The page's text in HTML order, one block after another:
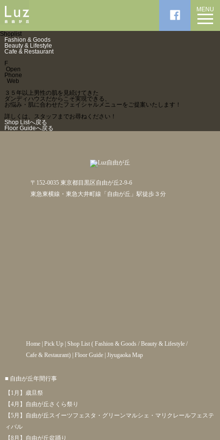
MENU
Shoplist
Fashion & Goods
Beauty & Lifestyle
Cafe & Restaurant
F
Open
Phone
Web
３５年以上男性の肌を見続けてきた
ダンディハウスだからこそ実現できる、
お悩み・肌に合わせたフェイシャルメニューをご提案いたします！
詳しくは、スタッフまでお尋ねください！
Shop Listへ戻る
Floor Guideへ戻る
〒152-0035 東京都目黒区自由が丘2-9-6
東急東横線・東急大井町線「自由が丘」駅徒歩３分
Home| Pick Up| Shop List( Fashion & Goods / Beauty & Lifestyle/
Cafe & Restaurant) | Floor Guide| Jiyugaoka Map
■ 自由が丘年間行事
【1月】歳旦祭
【4月】自由が丘さくら祭り
【5月】自由が丘スイーツフェスタ・グリーンマルシェ・マリクレールフェステ
ィバル
【8月】自由が丘盆踊り